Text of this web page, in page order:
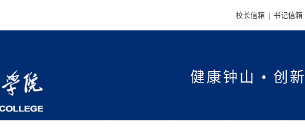
校长信箱 书记信箱
健康钟山 • 创